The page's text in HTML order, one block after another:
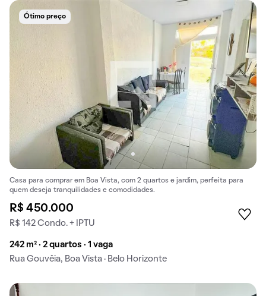
Ótimo preço
Casa para comprar em Boa Vista, com 2 quartos e jardim, perfeita para
quem deseja tranquilidades e comodidades.
R$ 450.000
R$ 142 Condo. + IPTU
242 m² · 2 quartos · 1 vaga
Rua Gouvêia, Boa Vista · Belo Horizonte